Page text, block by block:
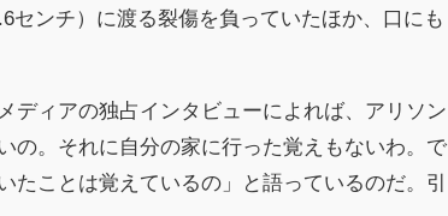
センチ）に渡る裂傷を負っていたほか、口にも
ディアの独占インタビューによれば、アリソン
の。それに自分の家に行った覚えもないわ。で
たことは覚えているの」と語っているのだ。引